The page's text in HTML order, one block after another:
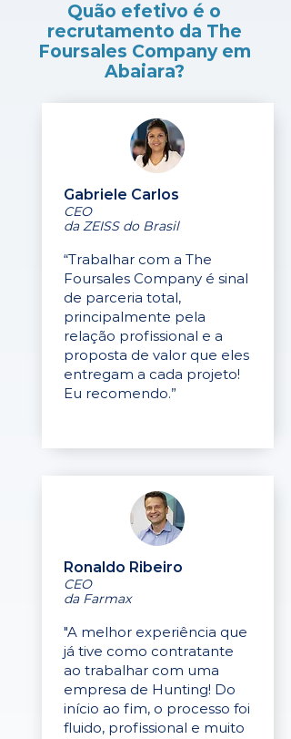
Quão efetivo é o
recrutamento da The
Foursales Company em
Abaiara?
Gabriele Carlos
CEO
da ZEISS do Brasil
“Trabalhar com a The
Foursales Company é sinal
de parceria total,
principalmente pela
relação profissional e a
proposta de valor que eles
entregam a cada projeto!
Eu recomendo.”
Ronaldo Ribeiro
CEO
da Farmax
"A melhor experiência que
já tive como contratante
ao trabalhar com uma
empresa de Hunting! Do
início ao fim, o processo foi
fluido, profissional e muito